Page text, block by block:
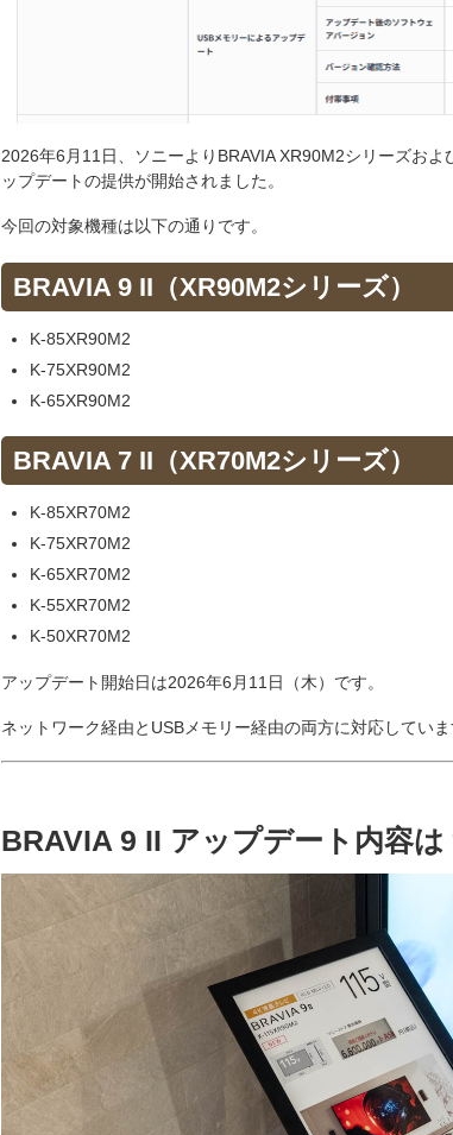
2026年6月11日、ソニーよりBRAVIA XR90M2シリーズお
ップデートの提供が開始されました。
今回の対象機種は以下の通りです。
BRAVIA 9 II（XR90M2シリーズ）
K-85XR90M2
K-75XR90M2
K-65XR90M2
BRAVIA 7 II（XR70M2シリーズ）
K-85XR70M2
K-75XR70M2
K-65XR70M2
K-55XR70M2
K-50XR70M2
アップデート開始日は2026年6月11日（木）です。
ネットワーク経由とUSBメモリー経由の両方に対応してい
BRAVIA 9 II アップデート内容は